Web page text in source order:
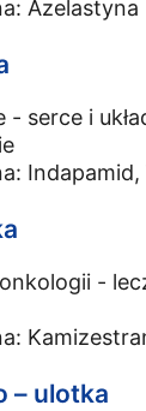
Azelastyna
- serce i
-
– ulotka